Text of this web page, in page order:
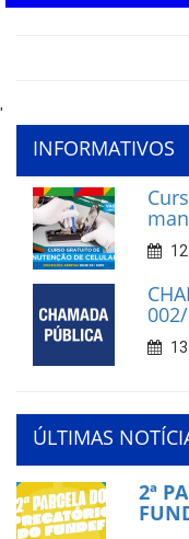
'
INFORMATIVOS
ÚLTIMAS
2ª